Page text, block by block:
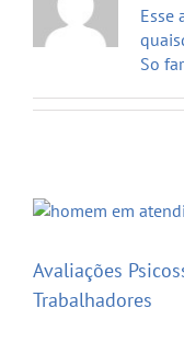
Esse
So
Avaliações
Trabalhadores